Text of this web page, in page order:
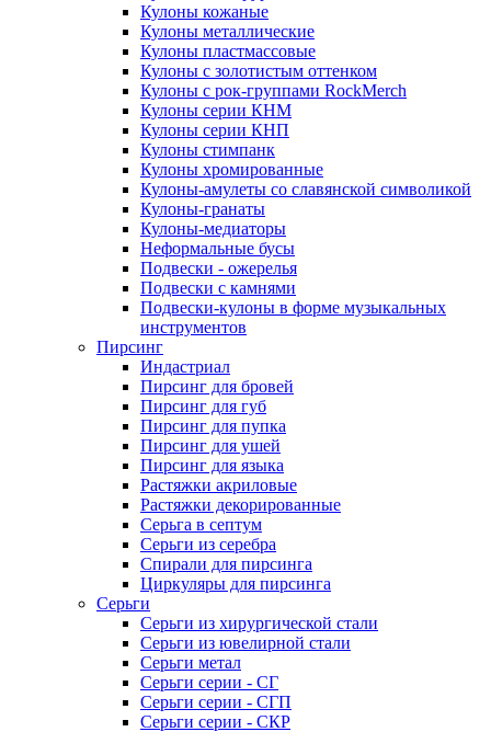
Кулоны кожаные
Кулоны металлические
Кулоны пластмассовые
Кулоны с золотистым оттенком
Кулоны с рок-группами RockMerch
Кулоны серии КНМ
Кулоны серии КНП
Кулоны стимпанк
Кулоны хромированные
Кулоны-амулеты со славянской символикой
Кулоны-гранаты
Кулоны-медиаторы
Неформальные бусы
Подвески - ожерелья
Подвески с камнями
Подвески-кулоны в форме музыкальных
инструментов
Пирсинг
Индастриал
Пирсинг для бровей
Пирсинг для губ
Пирсинг для пупка
Пирсинг для ушей
Пирсинг для языка
Растяжки акриловые
Растяжки декорированные
Серьга в септум
Серьги из серебра
Спирали для пирсинга
Циркуляры для пирсинга
Серьги
Серьги из хирургической стали
Серьги из ювелирной стали
Серьги метал
Серьги серии - СГ
Серьги серии - СГП
Серьги серии - СКР